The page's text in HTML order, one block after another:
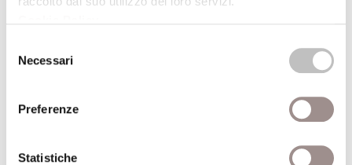
delNecessari
Preferenze
Statistiche
cinquecento